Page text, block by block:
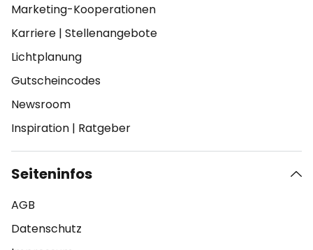
Marketing-Kooperationen
Karriere | Stellenangebote
Lichtplanung
Gutscheincodes
Newsroom
Inspiration | Ratgeber
Seiteninfos
AGB
Datenschutz